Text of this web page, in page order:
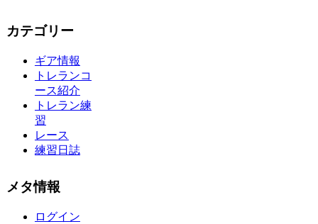
カテゴリー
ギア情報
トレランコ
ース紹介
トレラン練
習
レース
練習日誌
メタ情報
ログイン